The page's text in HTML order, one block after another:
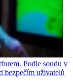
Podle soudu v
bezpečím uživatelů